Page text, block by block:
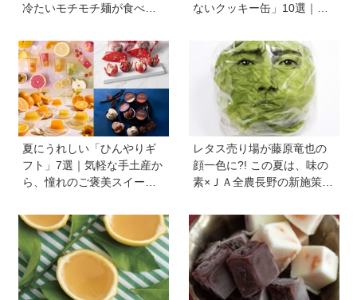
冷たいモチモチ麺が食べら
リーズを試してみた｜育ち
盛りにおすすめプラス一品
も紹介♪
ないクッキー缶」10選｜マ
自分へのご褒美に！
夏にうれしい「ひんやりギ
フト」7選｜気軽な手土産か
ら、憧れのご褒美スイーツ
レタス売り場が藤原竜也の
顔一色に?! この夏は、味の
素×ＪＡ全農長野の新施策
タス料理の幅が広がる『レ
タス瞬間消滅レシピ』も便
利